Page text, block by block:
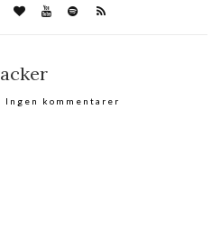
Ingen kommentarer